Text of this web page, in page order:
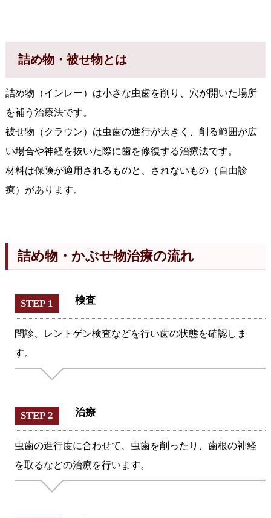
詰め物・被せ物とは
詰め物（インレー）は小さな虫歯を削り、穴が開いた場所
を補う治療法です。
被せ物（クラウン）は虫歯の進行が大きく、削る範囲が広
い場合や神経を抜いた際に歯を修復する治療法です。
材料は保険が適用されるものと、されないもの（自由診
療）があります。
詰め物・かぶせ物治療の流れ
STEP 1 検査
問診、レントゲン検査などを行い歯の状態を確認しま
す。
STEP 2 治療
虫歯の進行度に合わせて、虫歯を削ったり、歯根の神経
を取るなどの治療を行います。